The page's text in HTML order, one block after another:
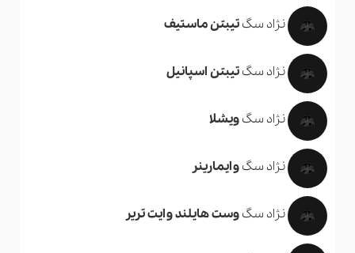
نژاد سگتیبتن ماستیف
نژاد سگتیبتن اسپانیل
نژاد سگویشلا
نژاد سگوایمارینر
نژاد سگوست هایلند وایت تریر